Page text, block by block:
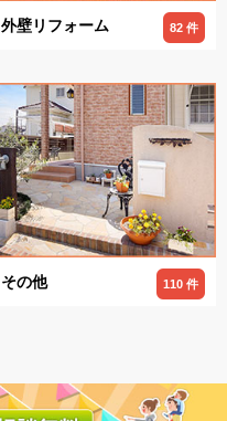
外壁リフォーム 82 件
その他 110 件